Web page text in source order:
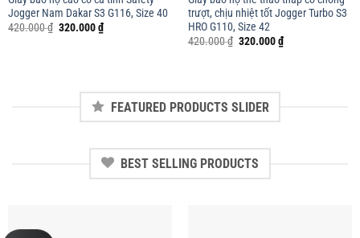
Jogger Nam Dakar S3 G116, Size 40
420.000₫ Giá
320.000₫Giá
hiện
trượt, chịu nhiệt tốt Jogger Turbo S3
HRO G110, Size 42
420.000₫ Giá
320.000₫Giá
hiện
FEATURED PRODUCTS SLIDER
BEST SELLING PRODUCTS